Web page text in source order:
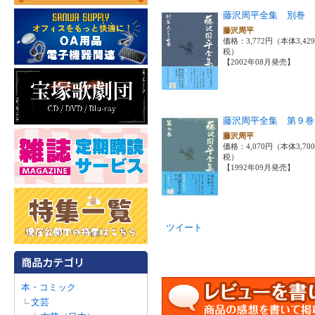
本・コミック
文芸
藤沢周平全集 別巻
藤沢周平
価格：3,772円（本体
税）
【2002年08月発売】
藤沢周平全集 第９巻
藤沢周平
価格：4,070円（本体
税）
【1992年09月発売】
ツイート